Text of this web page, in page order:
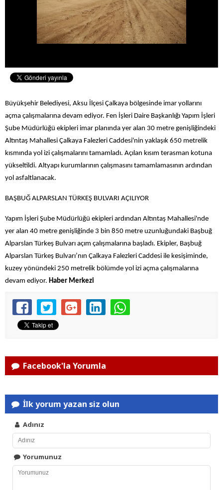
Büyükşehir Belediyesi, Aksu İlçesi Çalkaya bölgesinde imar yollarını
açma çalışmalarına devam ediyor. Fen İşleri Daire Başkanlığı Yapım İşleri
Şube Müdürlüğü ekipleri imar planında yer alan 30 metre genişliğindeki
Altıntaş Mahallesi Çalkaya Falezleri Caddesi'nin yaklaşık 650 metrelik
kısmında yol izi çalışmalarını tamamladı. Açılan kısım terasman kotuna
yükseltildi. Altyapı kurumlarının çalışmasını tamamlamasının ardından
yol asfaltlanacak.
BAŞBUĞ ALPARSLAN TÜRKEŞ BULVARI AÇILIYOR
Yapım İşleri Şube Müdürlüğü ekipleri ardından Altıntaş Mahallesi'nde
yer alan 40 metre genişliğinde 3 bin 850 metre uzunluğundaki Başbuğ
Alparslan Türkeş Bulvarı açım çalışmalarına başladı. Ekipler, Başbuğ
Alparslan Türkeş Bulvarı’nın Çalkaya Falezleri Caddesi ile kesişiminde,
kuzey yönündeki 250 metrelik bölümde yol izi açma çalışmalarına
devam ediyor. Haber Merkezi
Facebook'la Yorumla
İlk yorum yazan siz olun
Adınız
Yorumunuz